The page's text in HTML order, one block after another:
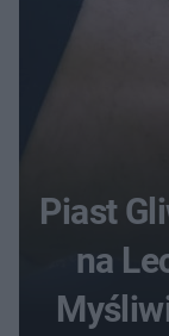
Piast
na